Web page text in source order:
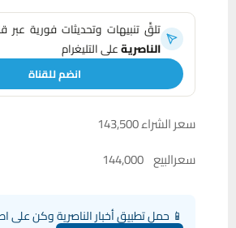
تلقَّ تنبيهات وتحديثات فورية عبر
الناصريةعلى التليغرام
انضم للقناة
سعر الشراء 143,500
سعرالبيع 144,000
📱 حمل تطبيق أخبار الناصرية وكن على